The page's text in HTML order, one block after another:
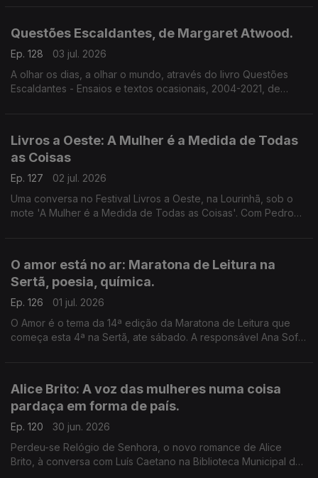
Questões Escaldantes, de Margaret Atwood.
Ep. 128
03 jul. 2026
A olhar os dias, a olhar o mundo, através do livro Questões
Escaldantes - Ensaios e textos ocasionais, 2004-2021, de
Livros a Oeste: A Mulher é a Medida de Todas
as Coisas
Ep. 127
02 jul. 2026
Uma conversa no Festival Livros a Oeste, na Lourinhã, sob o
mote 'A Mulher é a Medida de Todas as Coisas'. Com Pedro
O amor está no ar: Maratona de Leitura na
Sertã, poesia, química.
Ep. 126
01 jul. 2026
O Amor é o tema da 14ª edição da Maratona de Leitura que
começa esta 4ª na Sertã, ate sábado. A responsável Ana Sofia
Alice Brito: A voz das mulheres numa coisa
pardaça em forma de país.
Ep. 120
30 jun. 2026
Perdeu-se Relógio de Senhora, o novo romance de Alice
Brito, à conversa com Luís Caetano na Biblioteca Municipal de